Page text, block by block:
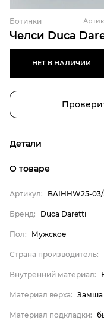
Челси Duca
Ботинки
НЕТ В НАЛИЧИИ
Детали
Бренд
Пол
О товаре
Артикул: BAIHHW25-03/
Бренд: Duca Daretti
Пол: Мужское
Страна производитель:
Внутренний материал:
Материал верха: Замша
Материал подкладки: